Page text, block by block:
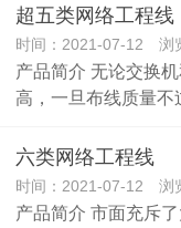
超五类网络工程线
时间：2021-07-12 浏
产品简介 无论交换
高，一旦布线质量不
六类网络工程线
时间：2021-07-12 浏
产品简介 市面充斥